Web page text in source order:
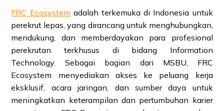
FRC Ecosystem adalah terkemuka di Indonesia untuk
perekrut lepas, yang dirancang untuk menghubungkan,
mendukung, dan memberdayakan para profesional
perekrutan terkhusus di bidang Information
Technology. Sebagai bagian dari MSBU, FRC
Ecosystem menyediakan akses ke peluang kerja
eksklusif, acara jaringan, dan sumber daya untuk
meningkatkan keterampilan dan pertumbuhan karier